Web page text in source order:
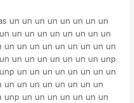
un un un un un un un un
un un un un un un un un
un un un un un un un un un
un un un un un un un unp
un un un un un un un un
un un un un un un un un
unp un un un un un un un